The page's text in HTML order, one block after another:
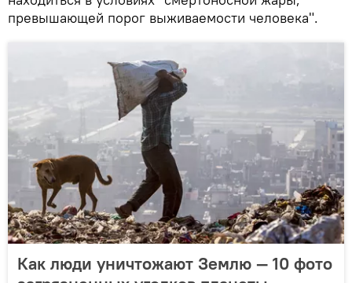
превышающей порог выживаемости человека".
Как люди уничтожают Землю — 10 фото